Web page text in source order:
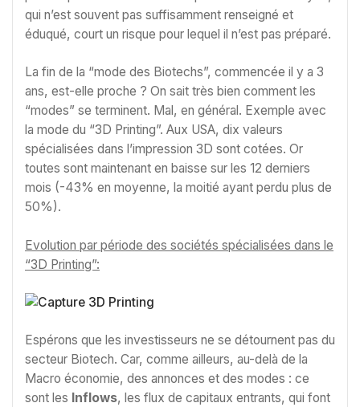
qui n’est souvent pas suffisamment renseigné et
éduqué, court un risque pour lequel il n’est pas préparé.
La fin de la “mode des Biotechs”, commencée il y a 3
ans, est-elle proche ? On sait très bien comment les
“modes” se terminent. Mal, en général. Exemple avec
la mode du “3D Printing”. Aux USA, dix valeurs
spécialisées dans l’impression 3D sont cotées. Or
toutes sont maintenant en baisse sur les 12 derniers
mois (-43% en moyenne, la moitié ayant perdu plus de
50%).
Evolution par période des sociétés spécialisées dans le
“3D Printing”:
Espérons que les investisseurs ne se détournent pas du
secteur Biotech. Car, comme ailleurs, au-delà de la
Macro économie, des annonces et des modes : ce
sont les Inflows, les flux de capitaux entrants, qui font